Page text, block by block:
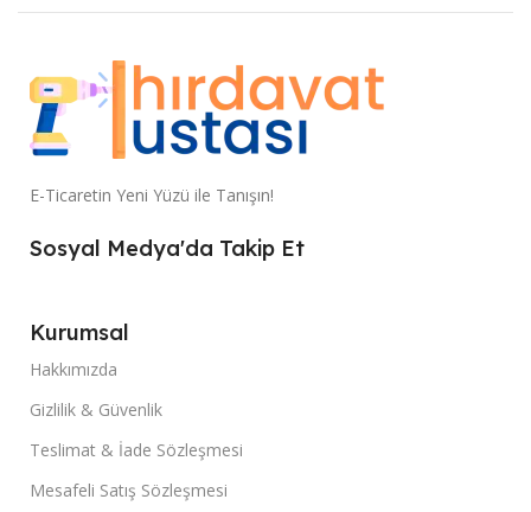
E-Ticaretin Yeni Yüzü ile Tanışın!
Sosyal Medya'da Takip Et
Kurumsal
Hakkımızda
Gizlilik & Güvenlik
Teslimat & İade Sözleşmesi
Mesafeli Satış Sözleşmesi